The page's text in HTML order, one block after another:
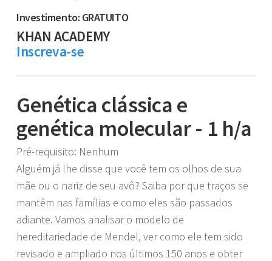
Investimento: GRATUITO
KHAN ACADEMY
Inscreva-se
Genética clássica e
genética molecular - 1 h/a
Pré-requisito: Nenhum
Alguém já lhe disse que você tem os olhos de sua
mãe ou o nariz de seu avô? Saiba por que traços se
mantêm nas famílias e como eles são passados
adiante. Vamos analisar o modelo de
hereditariedade de Mendel, ver como ele tem sido
revisado e ampliado nos últimos 150 anos e obter